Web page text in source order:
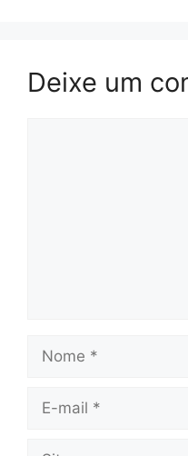
Deixe um
Nome
Site